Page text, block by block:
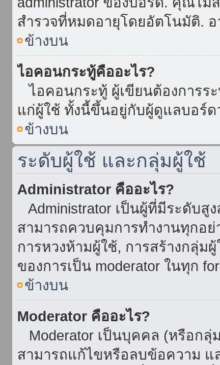
สำรวจที่หมดอายุโดยอัตโนมัติ.
ข้างบน
ไอคอนกระทู้คืออะไร?
ไอคอนกระทู้ ผู้เขียนต้องการร
แก่ผู้ใช้ ทั้งนี้ขึ้นอยู่กับผู้ดูแลบอร์
ข้างบน
ระดับผู้ใช้ และกลุ่มผู้ใช้
Administrator คืออะไร?
Administrator เป็นผู้ที่มีระดับ
สามารถควบคุมการทำงานทุกอ
การหวงห้ามผู้ใช้, การสร้างกลุ่ม
ของการเป็น moderator ในทุก
ข้างบน
Moderator คืออะไร?
Moderator เป็นบุคคล (หรือก
สามารถแก้ไขหรือลบข้อความ แ